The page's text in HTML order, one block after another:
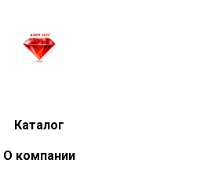
Каталог
О компании